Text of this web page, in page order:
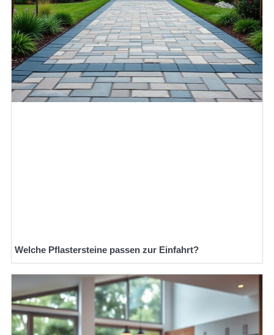
Welche Pflastersteine passen zur Einfahrt?